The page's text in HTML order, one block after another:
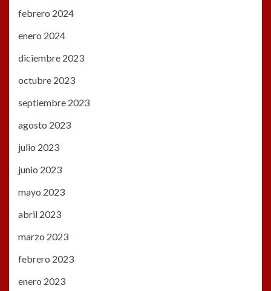
febrero 2024
enero 2024
diciembre 2023
octubre 2023
septiembre 2023
agosto 2023
julio 2023
junio 2023
mayo 2023
abril 2023
marzo 2023
febrero 2023
enero 2023